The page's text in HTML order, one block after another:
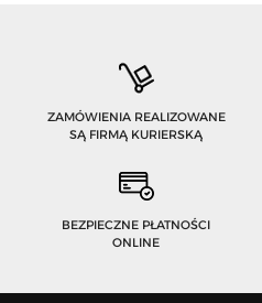
ZAMÓWIENIA REALIZOWANE
SĄ FIRMĄ KURIERSKĄ
BEZPIECZNE PŁATNOŚCI
ONLINE